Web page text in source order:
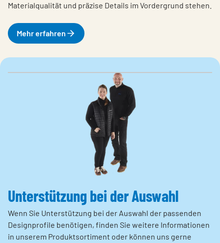
Materialqualität und präzise Details im Vordergrund stehen.
Mehr erfahren
Unterstützung bei der Auswahl
Wenn Sie Unterstützung bei der Auswahl der passenden
Designprofile benötigen, finden Sie weitere Informationen
in unserem Produktsortiment oder können uns gerne